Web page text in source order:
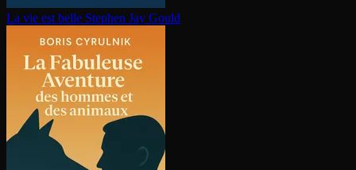
La vie est belle Stephen Jay Gould